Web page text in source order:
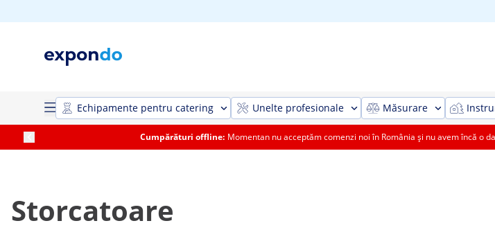
Echipamente pentru catering Unelte profesionale Măsurare
Cumpărături offline: Momentan nu acceptăm comenzi noi în România și nu avem încă o
Storcatoare